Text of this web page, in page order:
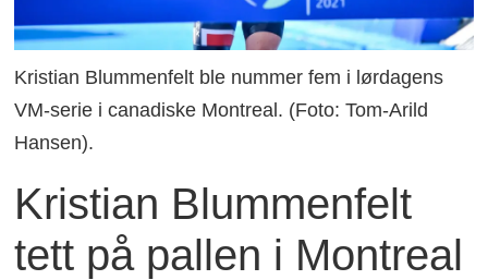
Kristian Blummenfelt ble nummer fem i lørdagens
VM-serie i canadiske Montreal. (Foto: Tom-Arild
Hansen).
Kristian Blummenfelt
tett på pallen i Montreal